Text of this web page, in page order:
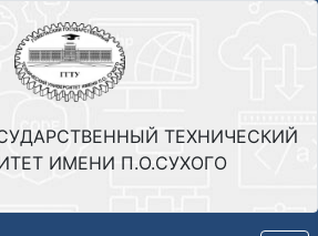
ТЕХНИЧЕСКИЙ
ИМЕНИ П.О.СУХОГО